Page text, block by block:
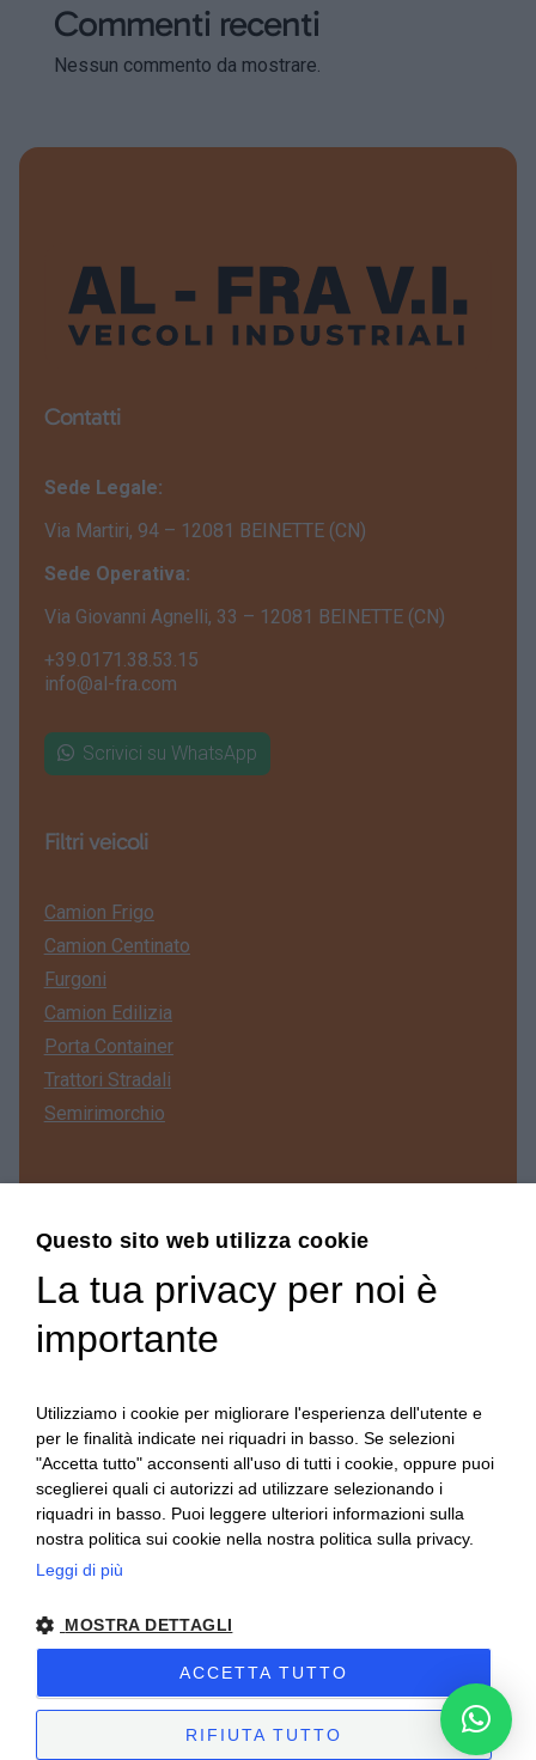
Commenti recenti
Nessun commento da mostrare.
Contatti
Sede Legale:
Via Martiri, 94 – 12081 BEINETTE (CN)
Sede Operativa:
Via Giovanni Agnelli, 33 – 12081 BEINETTE (CN)
+39.0171.38.53.15
info@al-fra.com
Scrivici su WhatsApp
Filtri veicoli
Camion Frigo
Camion Centinato
Furgoni
Camion Edilizia
Porta Container
Trattori Stradali
Semirimorchio
Menu
USATO
Chi siamo
News
Contatti
Al-fra | 2025 | Partita IVA: 03668210044 –
Privacy & Cookies Policy
Questo sito web utilizza cookie
La tua privacy per noi è
importante
Utilizziamo i cookie per migliorare l'esperienza dell'utente e
per le finalità indicate nei riquadri in basso. Se selezioni
"Accetta tutto" acconsenti all'uso di tutti i cookie, oppure puoi
sceglierei quali ci autorizzi ad utilizzare selezionando i
riquadri in basso. Puoi leggere ulteriori informazioni sulla
nostra politica sui cookie nella nostra politica sulla privacy.
Leggi di più
MOSTRA DETTAGLI
ACCETTA TUTTO
RIFIUTA TUTTO